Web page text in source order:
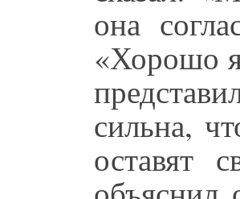
она
«Хорошо
сильна,
оставят